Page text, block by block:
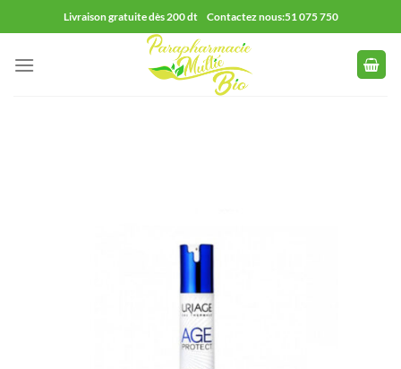
au
contenu
Livraison gratuite dès 200 dt Contactez nous:51 075 750